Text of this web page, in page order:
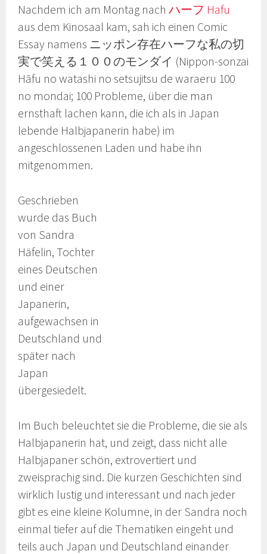
Nachdem ich am Montag nachハーフ Hafu
aus dem Kinosaal kam, sah ich einen Comic
Essay namens ニッポン存在ハーフな私の切
実で笑える１００のモンダイ (Nippon-sonzai
Hāfu no watashi no setsujitsu de waraeru 100
no mondai; 100 Probleme, über die man
ernsthaft lachen kann, die ich als in Japan
lebende Halbjapanerin habe) im
angeschlossenen Laden und habe ihn
mitgenommen.
Geschrieben
wurde das Buch
von Sandra
Häfelin, Tochter
eines Deutschen
und einer
Japanerin,
aufgewachsen in
Deutschland und
später nach
Japan
übergesiedelt.
Im Buch beleuchtet sie die Probleme, die sie als
Halbjapanerin hat, und zeigt, dass nicht alle
Halbjapaner schön, extrovertiert und
zweisprachig sind. Die kurzen Geschichten sind
wirklich lustig und interessant und nach jeder
gibt es eine kleine Kolumne, in der Sandra noch
einmal tiefer auf die Thematiken eingeht und
teils auch Japan und Deutschland einander